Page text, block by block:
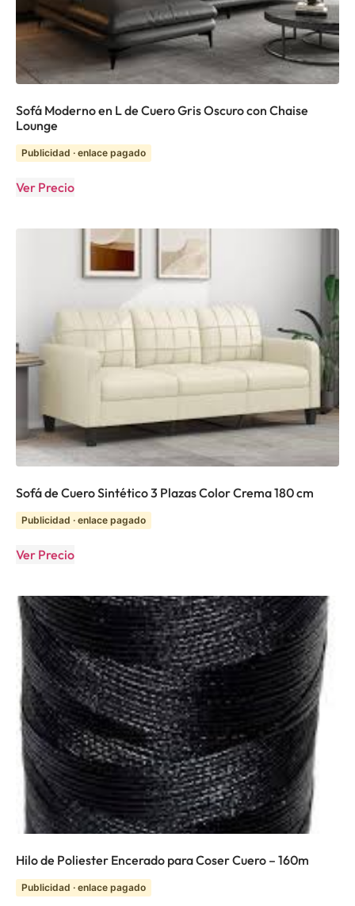
Sofá Moderno en L de Cuero Gris Oscuro con Chaise
Lounge
Publicidad · enlace pagado
Ver Precio
Sofá de Cuero Sintético 3 Plazas Color Crema 180 cm
Publicidad · enlace pagado
Ver Precio
Hilo de Poliester Encerado para Coser Cuero – 160m
Publicidad · enlace pagado